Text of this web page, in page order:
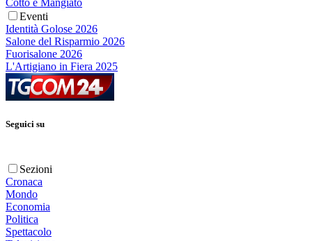
Cotto e Mangiato
Eventi
Identità Golose 2026
Salone del Risparmio 2026
Fuorisalone 2026
L'Artigiano in Fiera 2025
Seguici su
Sezioni
Cronaca
Mondo
Economia
Politica
Spettacolo